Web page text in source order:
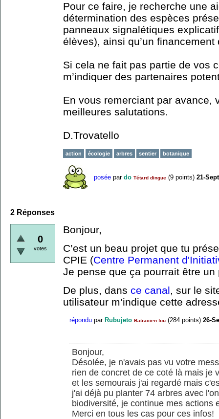
Pour ce faire, je recherche une
détermination des espèces
panneaux signalétiques
élèves), ainsi qu’un financement
Si cela ne fait pas partie de vos
m’indiquer des partenaires
En vous remerciant par avance,
meilleures salutations.
D.Trovatello
action écologie arbres sentier botanique
posée par do Tétard dingue (9 points) 21-
2 Réponses
0
votes
Bonjour,
C’est un beau projet que tu
CPIE (Centre Permanent
Je pense que ça pourrait être
De plus, dans ce canal , sur le
utilisateur m’indique cette
répondu par Rubujeto Batracien fou (284 points) 26-
Bonjour,
Désolée, je n'avais pas vu votre
rien de concret de ce coté là mais je
et les semourais j'ai regardé mais
j'ai déjà pu planter 74 arbres avec
biodiversité, je continue mes actions
Merci en tous les cas pour ces infos!